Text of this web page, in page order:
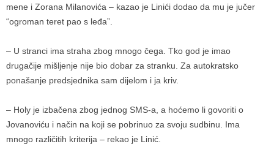
mene i Zorana Milanovića – kazao je Linići dodao da mu je jučer
“ogroman teret pao s leđa”.
– U stranci ima straha zbog mnogo čega. Tko god je imao
drugačije mišljenje nije bio dobar za stranku. Za autokratsko
ponašanje predsjednika sam dijelom i ja kriv.
– Holy je izbačena zbog jednog SMS-a, a hoćemo li govoriti o
Jovanoviću i način na koji se pobrinuo za svoju sudbinu. Ima
mnogo različitih kriterija – rekao je Linić.